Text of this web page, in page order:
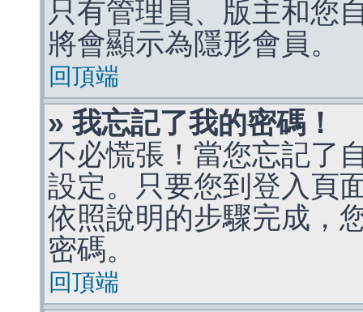
只有管理員、版主和您
將會顯示為隱形會員。
回頂端
» 我忘記了我的密碼！
不必慌張！當您忘記了
設定。只要您到登入頁
依照說明的步驟完成，
密碼。
回頂端